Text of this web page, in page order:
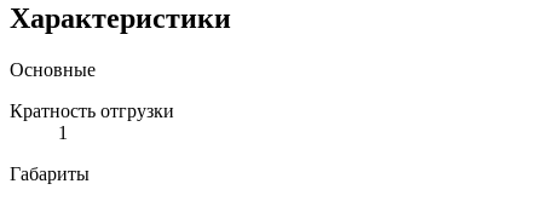
Характеристики
Основные
Кратность отгрузки
1
Габариты